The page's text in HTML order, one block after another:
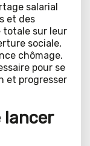
salarial
et des
totale sur leur
sociale,
chômage.
pour se
et progresser
lancer